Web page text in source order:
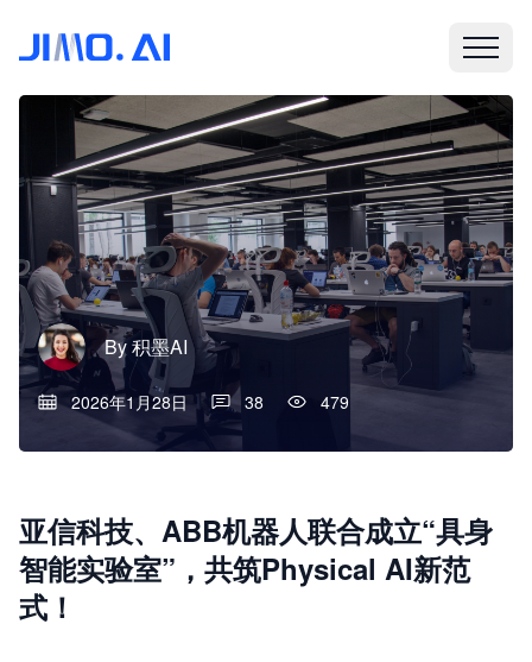
By积墨AI
2026年1月28日 38 479
亚信科技、ABB机器人联合成立“具身
智能实验室”，共筑Physical AI新范
式！